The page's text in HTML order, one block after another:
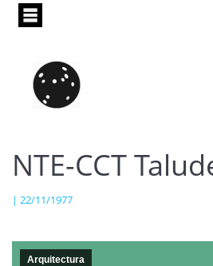
Pasar
principal
NTE-CCT
| 22/11/1977
Arquitectura